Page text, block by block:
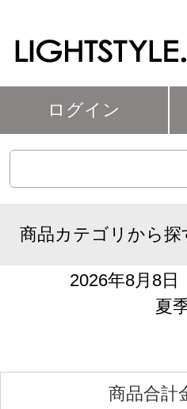
ログイン
商品カテゴリから探
2026年8月8
夏
商品合計